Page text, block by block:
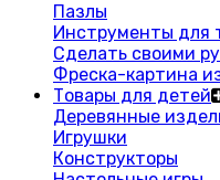
Пазлы
Инструменты для
Сделать своими
Фреска-картина
Товары для детей
Деревянные
Игрушки
Конструкторы